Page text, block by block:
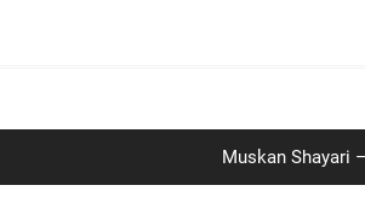
Next
post:
Muskan Shayari –